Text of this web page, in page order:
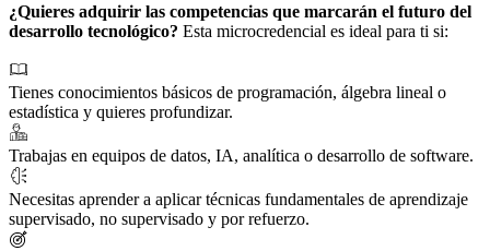
¿Quieres adquirir las competencias que marcarán el futuro del
desarrollo tecnológico? Esta microcredencial es ideal para ti si:
Tienes conocimientos básicos de programación, álgebra lineal o
estadística y quieres profundizar.
Trabajas en equipos de datos, IA, analítica o desarrollo de software.
Necesitas aprender a aplicar técnicas fundamentales de aprendizaje
supervisado, no supervisado y por refuerzo.